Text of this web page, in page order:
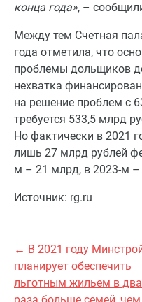
конца года», –
Между тем Счетная
года отметила, что
проблемы дольщиков
нехватка
на решение проблем с
требуется 533,5 млрд
Но фактически в 2021
лишь 27 млрд рублей
м – 21 млрд, в 2023-м –
Источник: rg.ru
← В 2021 году
планирует обеспечить
льготным жильем в два